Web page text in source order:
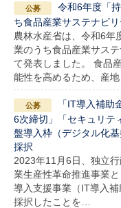
令和6年度「
ち食品産業サステナビ
農林水産省は、令和6年
業のうち食品産業サス
て発表しました。 食品
能性を高めるため、産地
「IT導入補助
6次締切」「セキュリテ
盤導入枠（デジタル化
採択
2023年11月6日、独立
業生産性革命推進事業
導入支援事業（IT導入
採択したことを…